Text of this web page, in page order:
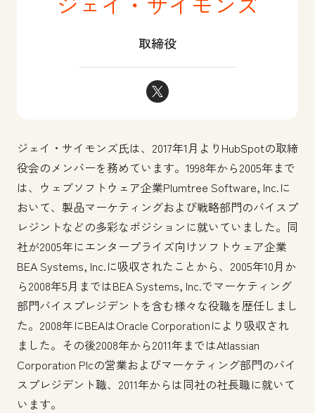
取締役
ジェイ・サイモンズ Twitter
ジェイ・サイモンズ氏は、2017年1月よりHubSpotの取締
役会のメンバーを務めています。1998年から2005年まで
は、ウェブソフトウェア企業Plumtree Software, Inc.に
おいて、製品マーケティングおよび戦略部門のバイスプ
レジントなどの多彩なポジションに就いていました。同
社が2005年にエンタープライズ向けソフトウェア企業
BEA Systems, Inc.に吸収されたことから、2005年10月か
ら2008年5月まではBEA Systems, Inc.でマーケティング
部門バイスプレジデントを含む様々な役職を歴任しまし
た。2008年にBEAはOracle Corporationにより吸収され
ました。その後2008年から2011年まではAtlassian
Corporation Plcの営業およびマーケティング部門のバイ
スプレジデント職、2011年からは同社の社長職に就いて
います。